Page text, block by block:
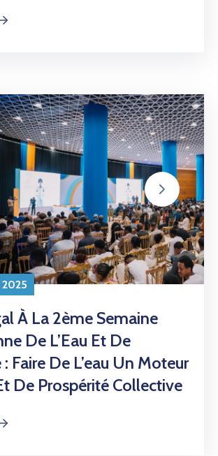
À La 2ème Semaine
De L’Eau Et De
: Faire De L’eau Un Moteur
De Prospérité Collective